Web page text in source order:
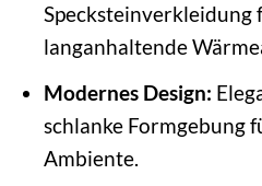
Specksteinverkleidung
langanhaltende
Modernes Design:
schlanke Formgebung
Ambiente.